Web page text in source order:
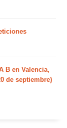
B en Valencia,
de septiembre)